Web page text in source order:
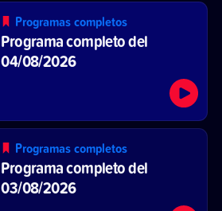
Programas completos
Programa completo del
04/08/2026
Programas completos
Programa completo del
03/08/2026